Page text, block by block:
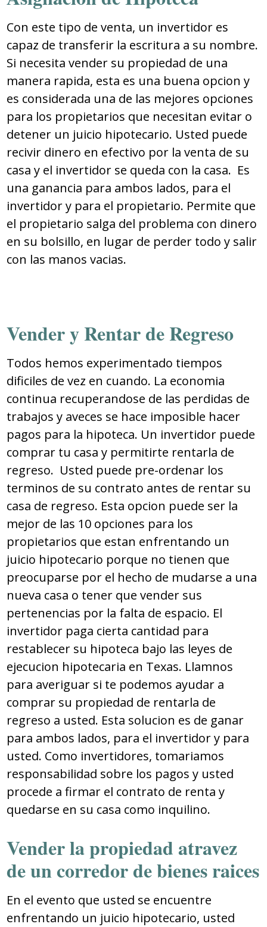
Con este tipo de venta, un invertidor es
capaz de transferir la escritura a su nombre.
Si necesita vender su propiedad de una
manera rapida, esta es una buena opcion y
es considerada una de las mejores opciones
para los propietarios que necesitan evitar o
detener un juicio hipotecario. Usted puede
recivir dinero en efectivo por la venta de su
casa y el invertidor se queda con la casa. Es
una ganancia para ambos lados, para el
invertidor y para el propietario. Permite que
el propietario salga del problema con dinero
en su bolsillo, en lugar de perder todo y salir
con las manos vacias.
Vender y Rentar de Regreso
Todos hemos experimentado tiempos
dificiles de vez en cuando. La economia
continua recuperandose de las perdidas de
trabajos y aveces se hace imposible hacer
pagos para la hipoteca. Un invertidor puede
comprar tu casa y permitirte rentarla de
regreso. Usted puede pre-ordenar los
terminos de su contrato antes de rentar su
casa de regreso. Esta opcion puede ser la
mejor de las 10 opciones para los
propietarios que estan enfrentando un
juicio hipotecario porque no tienen que
preocuparse por el hecho de mudarse a una
nueva casa o tener que vender sus
pertenencias por la falta de espacio. El
invertidor paga cierta cantidad para
restablecer su hipoteca bajo las leyes de
ejecucion hipotecaria en Texas. Llamnos
para averiguar si te podemos ayudar a
comprar su propiedad de rentarla de
regreso a usted. Esta solucion es de ganar
para ambos lados, para el invertidor y para
usted. Como invertidores, tomariamos
responsabilidad sobre los pagos y usted
procede a firmar el contrato de renta y
quedarse en su casa como inquilino.
Vender la propiedad atravez
de un corredor de bienes raices
En el evento que usted se encuentre
enfrentando un juicio hipotecario, usted